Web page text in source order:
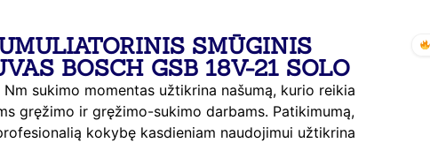
SMŪGINIS
BOSCH GSB 18V-21 SOLO
Nm sukimo momentas užtikrina našumą, kurio reikia
gręžimo ir gręžimo-sukimo darbams. Patikimumą,
kokybę kasdieniam naudojimui užtikrina